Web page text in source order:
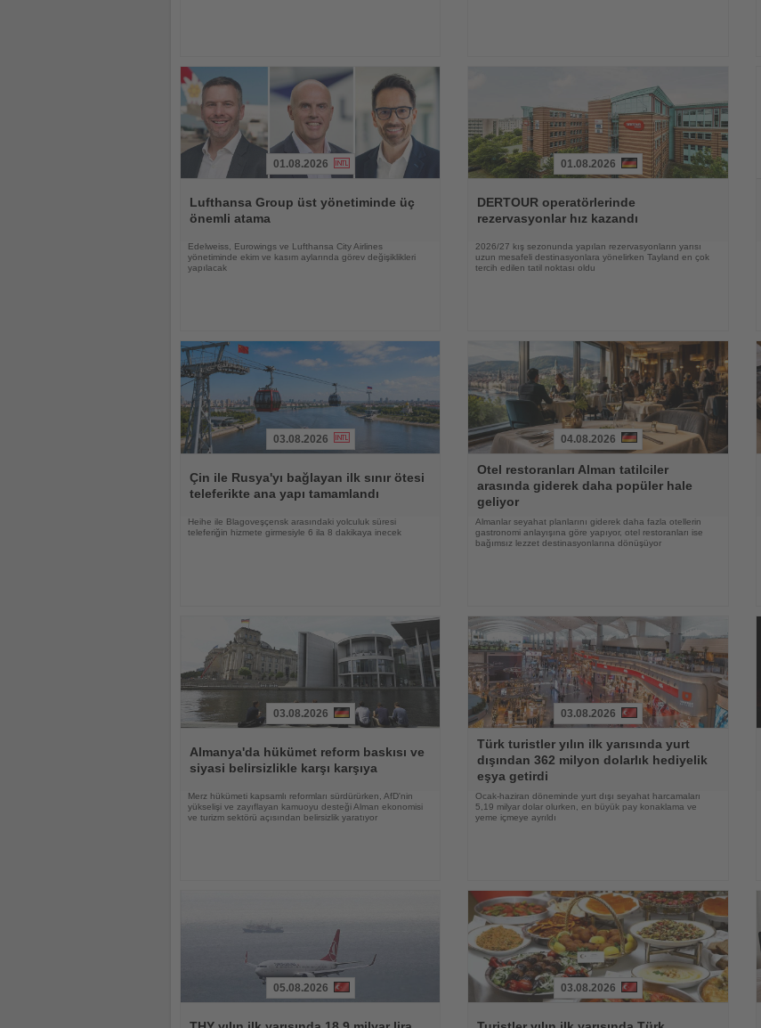
Oku
01.08.2026
Lufthansa Group üst yönetiminde üç
önemli atama
Edelweiss, Eurowings ve Lufthansa City Airlines
yönetiminde ekim ve kasım aylarında görev değişiklikleri
yapılacak
Oku
01.08.2026
DERTOUR operatörlerinde
rezervasyonlar hız kazandı
2026/27 kış sezonunda yapılan rezervasyonların yarısı
uzun mesafeli destinasyonlara yönelirken Tayland en çok
tercih edilen tatil noktası oldu
Oku
03.08.2026
Çin ile Rusya'yı bağlayan ilk sınır ötesi
teleferikte ana yapı tamamlandı
Heihe ile Blagoveşçensk arasındaki yolculuk süresi
teleferiğin hizmete girmesiyle 6 ila 8 dakikaya inecek
Oku
04.08.2026
Otel restoranları Alman tatilciler
arasında giderek daha popüler hale
geliyor
Almanlar seyahat planlarını giderek daha fazla otellerin
gastronomi anlayışına göre yapıyor, otel restoranları ise
bağımsız lezzet destinasyonlarına dönüşüyor
Oku
03.08.2026
Almanya'da hükümet reform baskısı ve
siyasi belirsizlikle karşı karşıya
Merz hükümeti kapsamlı reformları sürdürürken, AfD'nin
yükselişi ve zayıflayan kamuoyu desteği Alman ekonomisi
ve turizm sektörü açısından belirsizlik yaratıyor
Oku
03.08.2026
Türk turistler yılın ilk yarısında yurt
dışından 362 milyon dolarlık hediyelik
eşya getirdi
Ocak-haziran döneminde yurt dışı seyahat harcamaları
5,19 milyar dolar olurken, en büyük pay konaklama ve
yeme içmeye ayrıldı
Oku
05.08.2026
Oku
03.08.2026